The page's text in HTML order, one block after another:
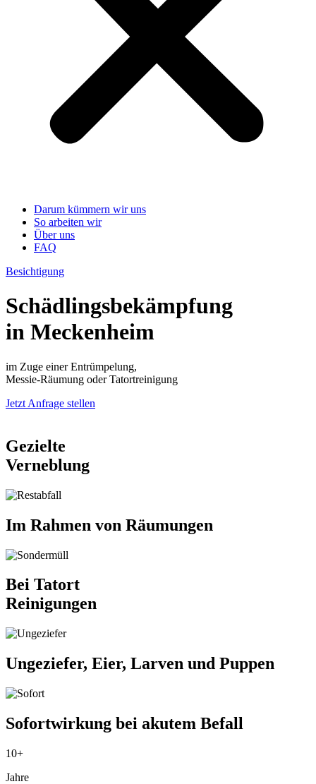
Darum kümmern wir uns
So arbeiten wir
Über uns
FAQ
Besichtigung
Schädlingsbekämpfung
in Meckenheim
im Zuge einer Entrümpelung,
Messie-Räumung oder Tatortreinigung
Jetzt Anfrage stellen
Gezielte
Verneblung
Im Rahmen von Räumungen
Bei Tatort
Reinigungen
Ungeziefer, Eier, Larven und Puppen
Sofortwirkung bei akutem Befall
10+
Jahre